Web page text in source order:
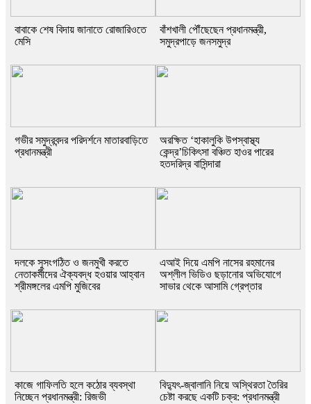
বাবাকে শেষ বিদায় জানাতে রোজারিওতে
মেসি
বাঁশখালী পৌঁছেছেন প্রধানমন্ত্রী,
সমুদ্রপাড়ে জনসমুদ্র
গভীর সমুদ্রবন্দর পরিদর্শনে মাতারবাড়িতে
প্রধানমন্ত্রী
অরক্ষিত ‘হাকালুকি উপস্বাস্থ্য
কেন্দ্র’চিকিৎসা বঞ্চিত হাওর পারের
হতদরিদ্র বাসিন্দারা
দলকে সুসংগঠিত ও জনমুখী করতে
নেতাকর্মীদের ঐক্যবদ্ধ হওয়ার আহ্বান
শ্রীমঙ্গলের এমপি মুজিবের
এআই দিয়ে এমপি নাসের রহমানের
অশ্লীল ভিডিও ছড়ানোর অভিযোগে
সাভার থেকে আসামি গ্রেপ্তার
কাজে গাফিলতি হলে কঠোর ব্যবস্থা
নিচ্ছেন প্রধানমন্ত্রী: রিজভী
বিদ্যুৎ-জ্বালানি নিয়ে অস্থিরতা তৈরির
চেষ্টা করছে একটি চক্র: প্রধানমন্ত্রী